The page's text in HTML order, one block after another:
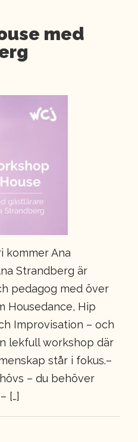
med
kommer Ana
Strandberg är
pedagog med över
Housedance, Hip
Improvisation – och
lekfull workshop där
står i fokus.–
– du behöver
[…]